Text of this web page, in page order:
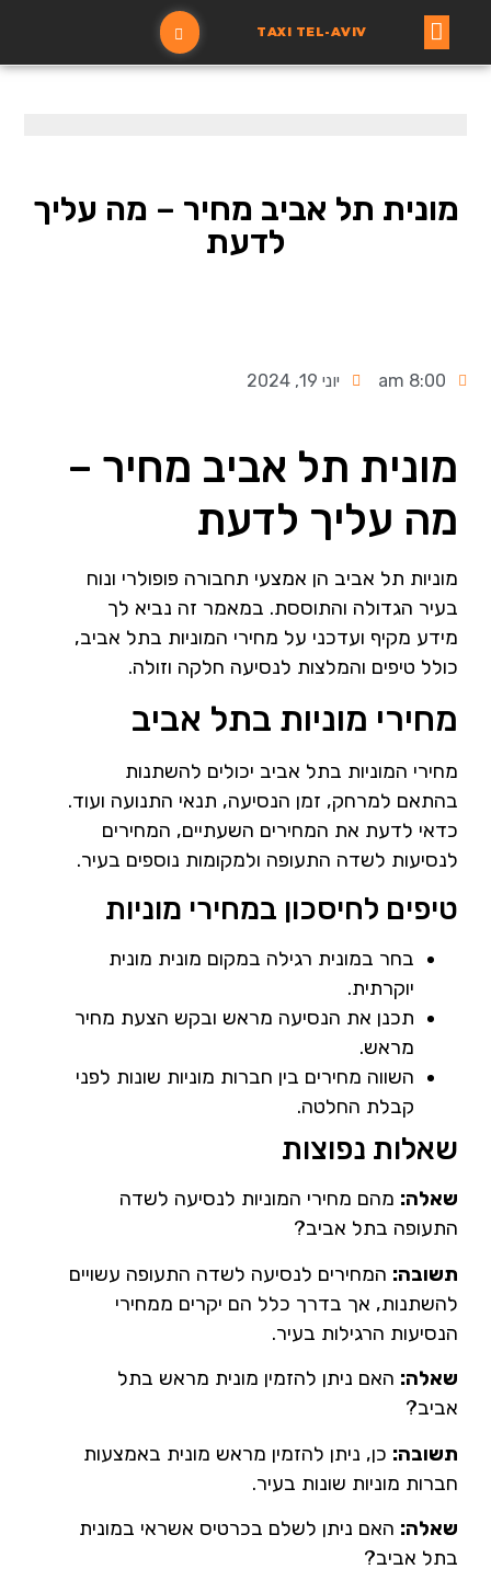
TAXI TEL-AVIV
מונית תל אביב מחיר – מה עליך
לדעת
8:00 am יוני 19, 2024
מונית תל אביב מחיר –
מה עליך לדעת
מוניות תל אביב הן אמצעי תחבורה פופולרי ונוח
בעיר הגדולה והתוססת. במאמר זה נביא לך
מידע מקיף ועדכני על מחירי המוניות בתל אביב,
כולל טיפים והמלצות לנסיעה חלקה וזולה.
מחירי מוניות בתל אביב
מחירי המוניות בתל אביב יכולים להשתנות
בהתאם למרחק, זמן הנסיעה, תנאי התנועה ועוד.
כדאי לדעת את המחירים השעתיים, המחירים
לנסיעות לשדה התעופה ולמקומות נוספים בעיר.
טיפים לחיסכון במחירי מוניות
בחר במונית רגילה במקום מונית מונית
יוקרתית.
תכנן את הנסיעה מראש ובקש הצעת מחיר
מראש.
השווה מחירים בין חברות מוניות שונות לפני
קבלת החלטה.
שאלות נפוצות
שאלה: מהם מחירי המוניות לנסיעה לשדה
התעופה בתל אביב?
תשובה: המחירים לנסיעה לשדה התעופה עשויים
להשתנות, אך בדרך כלל הם יקרים ממחירי
הנסיעות הרגילות בעיר.
שאלה: האם ניתן להזמין מונית מראש בתל
אביב?
תשובה: כן, ניתן להזמין מראש מונית באמצעות
חברות מוניות שונות בעיר.
שאלה: האם ניתן לשלם בכרטיס אשראי במונית
בתל אביב?